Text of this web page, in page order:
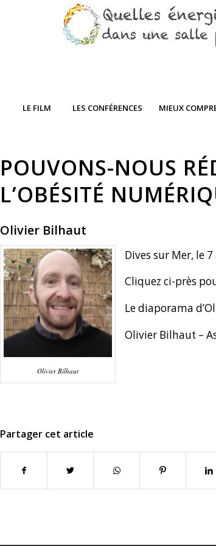
LE FILM LES CONFÉRENCES MIEUX
POUVONS-NOUS
L’OBÉSITÉ
Olivier Bilhaut
Olivier Bilhaut
Dives sur Mer, le
Cliquez ci-près
Le diaporama
Olivier Bilhaut –
Partager cet article